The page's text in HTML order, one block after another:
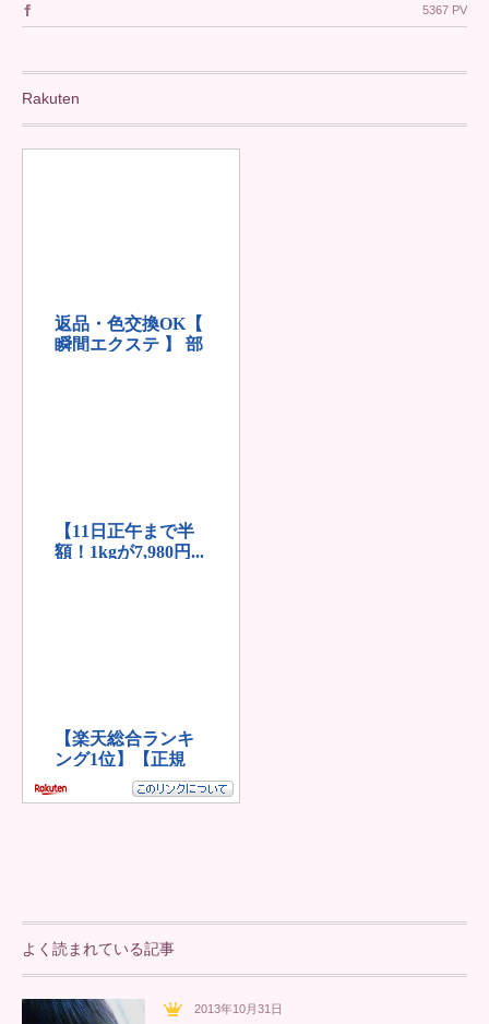
5367 PV
Rakuten
よく読まれている記事
2013年10月31日